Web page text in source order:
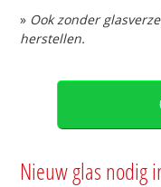
» Ook zonder
herstellen.
Nieuw glas nodig